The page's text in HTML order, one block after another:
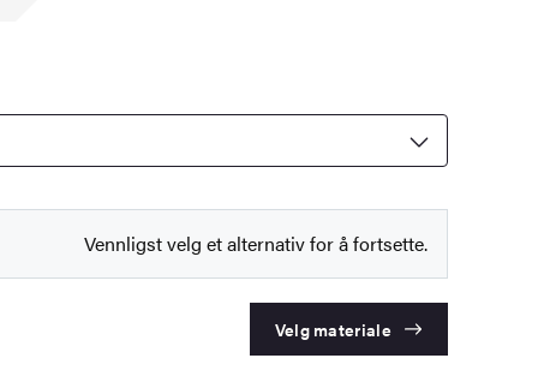
Vennligst velg et alternativ for å fortsette.
Velg materiale